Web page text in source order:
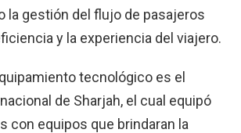
la gestión del flujo de pasajeros
y la experiencia del viajero.
tecnológico es el
de Sharjah, el cual equipó
con equipos que brindaran la